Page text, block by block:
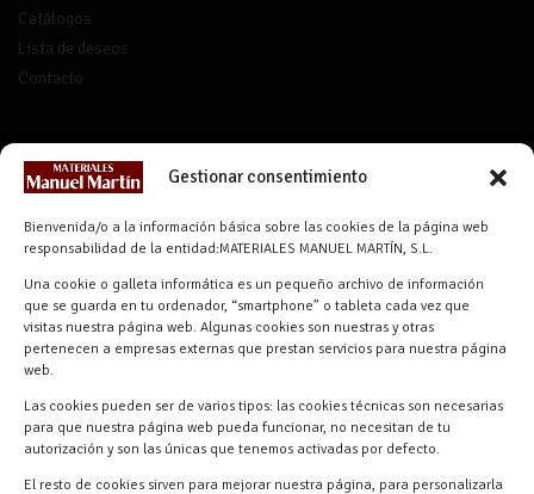
Gestionar consentimiento
Bienvenida/o a la información básica sobre las cookies de la página web
responsabilidad de la entidad:MATERIALES MANUEL MARTÍN, S.L.
Una cookie o galleta informática es un pequeño archivo de información
que se guarda en tu ordenador, “smartphone” o tableta cada vez que
visitas nuestra página web. Algunas cookies son nuestras y otras
pertenecen a empresas externas que prestan servicios para nuestra página
web.
Las cookies pueden ser de varios tipos: las cookies técnicas son necesarias
para que nuestra página web pueda funcionar, no necesitan de tu
autorización y son las únicas que tenemos activadas por defecto.
El resto de cookies sirven para mejorar nuestra página, para personalizarla
Catálogos
Lista de deseos
Contacto
CONTACTO
info@materialesmanuelmartin.com
921 57 52 29
618 59 79 72 (Solo WhatsApp)
Materiales Manuel Martín Ctra.
Turégano-Navas de Oro, 47, 40280
Navalmanzano, Segovia, ESPAÑA